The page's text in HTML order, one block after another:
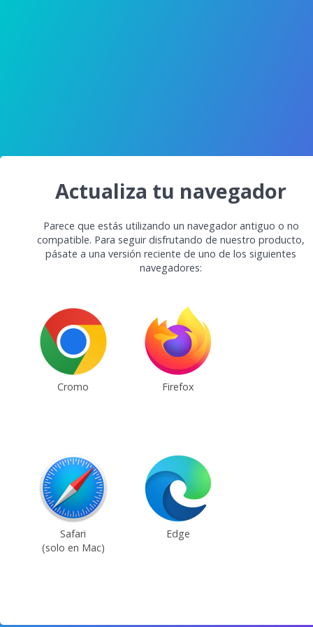
Actualiza tu navegador
Parece que estás utilizando un navegador antiguo o no
compatible. Para seguir disfrutando de nuestro producto,
pásate a una versión reciente de uno de los siguientes
navegadores:
Cromo Firefox
Safari
(solo en Mac)
Edge